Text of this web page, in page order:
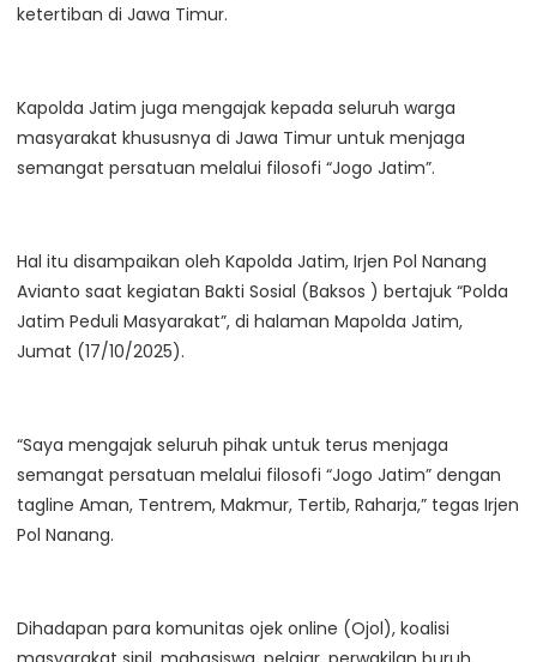
ketertiban di Jawa Timur.
Kapolda Jatim juga mengajak kepada seluruh warga
masyarakat khususnya di Jawa Timur untuk menjaga
semangat persatuan melalui filosofi “Jogo Jatim”.
Hal itu disampaikan oleh Kapolda Jatim, Irjen Pol Nanang
Avianto saat kegiatan Bakti Sosial (Baksos ) bertajuk “Polda
Jatim Peduli Masyarakat”, di halaman Mapolda Jatim,
Jumat (17/10/2025).
“Saya mengajak seluruh pihak untuk terus menjaga
semangat persatuan melalui filosofi “Jogo Jatim” dengan
tagline Aman, Tentrem, Makmur, Tertib, Raharja,” tegas Irjen
Pol Nanang.
Dihadapan para komunitas ojek online (Ojol), koalisi